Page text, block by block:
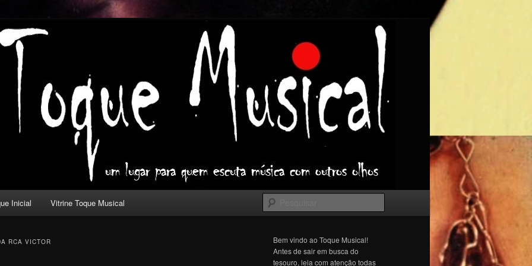
com outros olhos.
Inicial Vitrine Toque Musical
RCA VICTOR
Bem vindo ao Toque Musical!
Antes de sair em busca do
tesouro, leia com atenção todas